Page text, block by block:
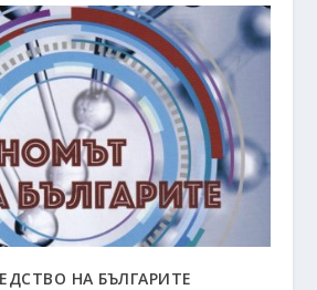
НА БЪЛГАРИТЕ